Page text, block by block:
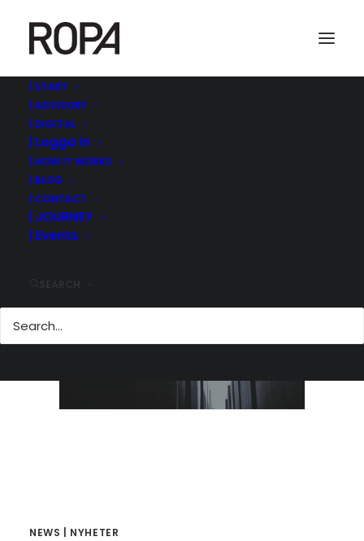
| START
| ADVISORY
| DIGITAL
| Logga in
| HOW IT WORKS
| BLOG
| CONTACT
| JOURNEY
| Events
NEWS | NYHETER